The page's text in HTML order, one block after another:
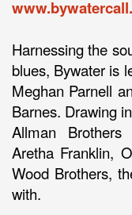
Harnessing the
blues, Bywater is
Meghan Parnell
Barnes. Drawing
Allman
Aretha Franklin,
Wood Brothers,
with.